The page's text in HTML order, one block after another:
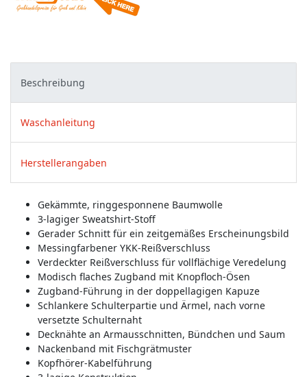
Beschreibung
Waschanleitung
Herstellerangaben
Gekämmte, ringgesponnene Baumwolle
3-lagiger Sweatshirt-Stoff
Gerader Schnitt für ein zeitgemäßes Erscheinungsbild
Messingfarbener YKK-Reißverschluss
Verdeckter Reißverschluss für vollflächige Veredelung
Modisch flaches Zugband mit Knopfloch-Ösen
Zugband-Führung in der doppellagigen Kapuze
Schlankere Schulterpartie und Ärmel, nach vorne
versetzte Schulternaht
Decknähte an Armausschnitten, Bündchen und Saum
Nackenband mit Fischgrätmuster
Kopfhörer-Kabelführung